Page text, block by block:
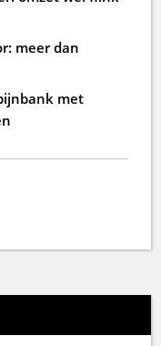
meer dan
met